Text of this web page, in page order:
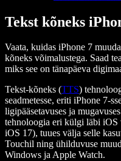
Tekst kõneks
Vaata, kuidas iPhone 7
kõneks võimalustega. Saad
miks see on tänapäeva
Tekst-kõneks (TTS)
seadmetesse, eriti iPhone 7-
ligipääsetavuses ja
tehnoloogia eri külgi läbi iOS
iOS 17), tuues välja selle
Touchil ning ühilduvuse
Windows ja Apple Watch.